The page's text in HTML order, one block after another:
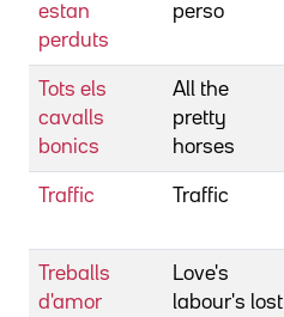
estan
perduts
perso
Tots els
cavalls
bonics
All the
pretty
horses
Traffic Traffic
Treballs
d'amor
Love's
labour's lost